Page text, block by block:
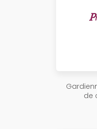
de